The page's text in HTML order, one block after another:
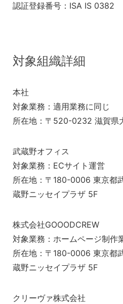
認証登録番号：ISA IS 0382
対象組織詳細
本社
対象業務：適用業務に同じ
所在地：〒520-0232 滋賀県
武蔵野オフィス
対象業務：ECサイト運営
所在地：〒180-0006 東京都
蔵野ニッセイプラザ 5F
株式会社GOOODCREW
対象業務：ホームページ制作
所在地：〒180-0006 東京都
蔵野ニッセイプラザ 5F
クリーヴァ株式会社